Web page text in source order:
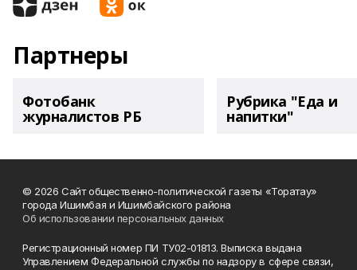
Партнеры
Фотобанк
журналистов РБ
Рубрика "Еда и
напитки"
© 2026 Сайт общественно-политической газеты «Торатау»
города Ишимбая и Ишимбайского района
Об использовании персональных данных
Регистрационный номер ПИ ТУ02-01813. Выписка выдана
Управлением Федеральной службы по надзору в сфере связи,